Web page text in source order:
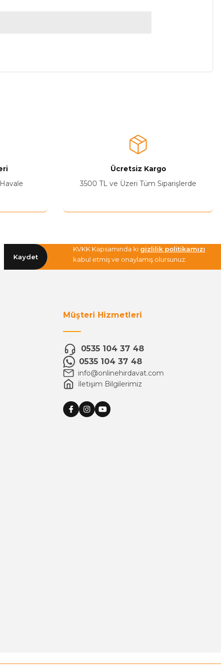
Ücretsiz Kargo
3500 TL ve Üzeri Tüm Siparişlerde
Kaydet
KVKK Kapsamında ki gizlilik politikamızı
kabul etmiş ve onaylamış olursunuz.
Müşteri Hizmetleri
0535 104 37 48
0535 104 37 48
info@onlinehirdavat.com
İletişim Bilgilerimiz